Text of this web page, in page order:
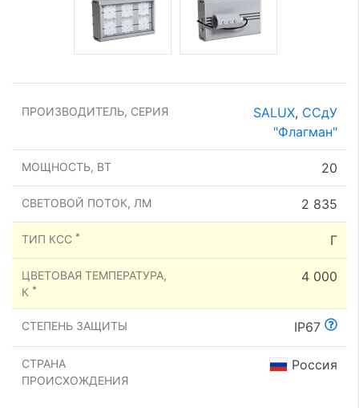
ПРОИЗВОДИТЕЛЬ, СЕРИЯ SALUX, ССдУ
"Флагман"
МОЩНОСТЬ, ВТ 20
СВЕТОВОЙ ПОТОК, ЛМ 2 835
ТИП КСС * Г
ЦВЕТОВАЯ ТЕМПЕРАТУРА,
К *
4 000
СТЕПЕНЬ ЗАЩИТЫ IP67
СТРАНА
ПРОИСХОЖДЕНИЯ
Россия